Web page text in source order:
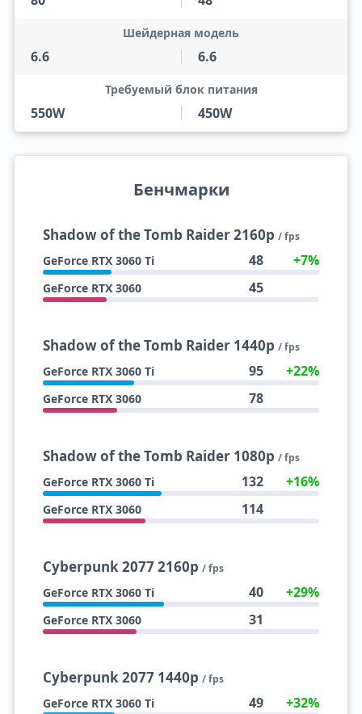
6.6
Шейдерная модель
6.6
550W
Требуемый блок питания
450W
Бенчмарки
Shadow of the Tomb Raider 2160p / fps
GeForce RTX 3060 Ti 48 +7%
GeForce RTX 3060 45
Shadow of the Tomb Raider 1440p / fps
GeForce RTX 3060 Ti 95 +22%
GeForce RTX 3060 78
Shadow of the Tomb Raider 1080p / fps
GeForce RTX 3060 Ti 132 +16%
GeForce RTX 3060 114
Cyberpunk 2077 2160p / fps
GeForce RTX 3060 Ti 40 +29%
GeForce RTX 3060 31
Cyberpunk 2077 1440p / fps
GeForce RTX 3060 Ti 49 +32%